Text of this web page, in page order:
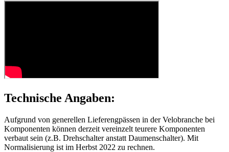
Technische Angaben:
Aufgrund von generellen Lieferengpässen in der Velobranche bei
Komponenten können derzeit vereinzelt teurere Komponenten
verbaut sein (z.B. Drehschalter anstatt Daumenschalter). Mit
Normalisierung ist im Herbst 2022 zu rechnen.